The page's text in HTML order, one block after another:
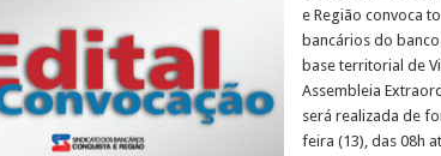
Assembleia
sobre
a
aprovação
ACT
do
Itaú
e Região convoca
bancários do
base territorial de
Assembleia
será realizada de
feira (13), das 08h